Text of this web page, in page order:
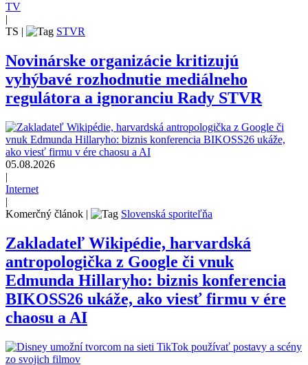
TV
TS
STVR
Novinárske organizácie kritizujú
vyhýbavé rozhodnutie mediálneho
regulátora a ignoranciu Rady STVR
05.08.2026
|
Internet
|
Komerčný článok | Slovenská sporiteľňa
Zakladateľ Wikipédie, harvardská
antropologička z Google či vnuk
Edmunda Hillaryho: biznis konferencia
BIKOSS26 ukáže, ako viesť firmu v ére
chaosu a AI